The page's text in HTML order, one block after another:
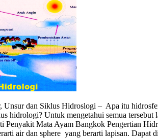
Unsur dan Siklus Hidroslogi – Apa itu
hidrologi? Untuk mengetahui semua
Penyakit Mata Ayam Bangkok Pengertian
air dan sphere yang berarti lapisan.